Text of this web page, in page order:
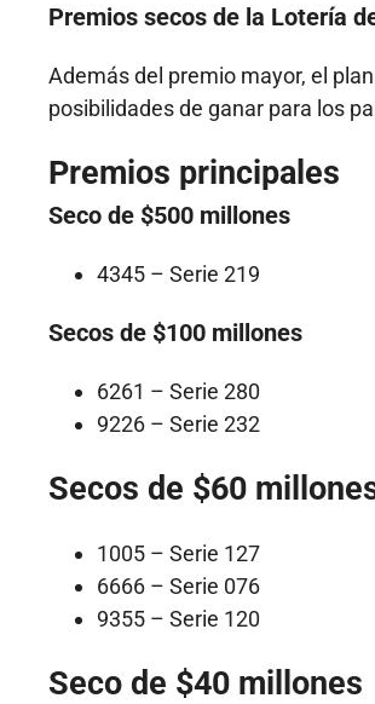
Premios secos de la Lotería
Además del premio mayor, el
posibilidades de ganar para los
Premios principales
Seco de $500 millones
4345 – Serie 219
Secos de $100 millones
6261 – Serie 280
9226 – Serie 232
Secos de $60
1005 – Serie 127
6666 – Serie 076
9355 – Serie 120
Seco de $40 millones